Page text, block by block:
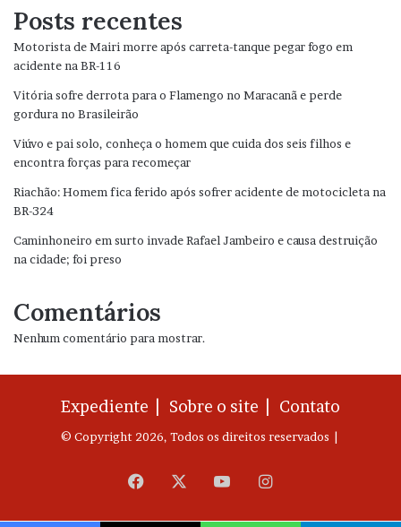
Posts recentes
Motorista de Mairi morre após carreta-tanque pegar fogo em
acidente na BR-116
Vitória sofre derrota para o Flamengo no Maracanã e perde
gordura no Brasileirão
Viúvo e pai solo, conheça o homem que cuida dos seis filhos e
encontra forças para recomeçar
Riachão: Homem fica ferido após sofrer acidente de motocicleta na
BR-324
Caminhoneiro em surto invade Rafael Jambeiro e causa destruição
na cidade; foi preso
Comentários
Nenhum comentário para mostrar.
Expediente | Sobre o site | Contato
© Copyright 2026, Todos os direitos reservados |
Facebook YouTubeInstagram